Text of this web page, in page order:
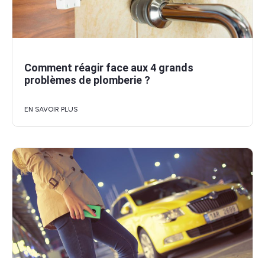
Comment réagir face aux 4 grands
problèmes de plomberie ?
EN SAVOIR PLUS